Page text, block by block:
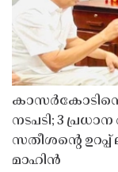
നടപടി; 3
സതീശൻ്റെ
മാഹിൻ